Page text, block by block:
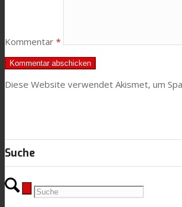
Kommentar *
Diese Website verwendet Akismet, um
Suche